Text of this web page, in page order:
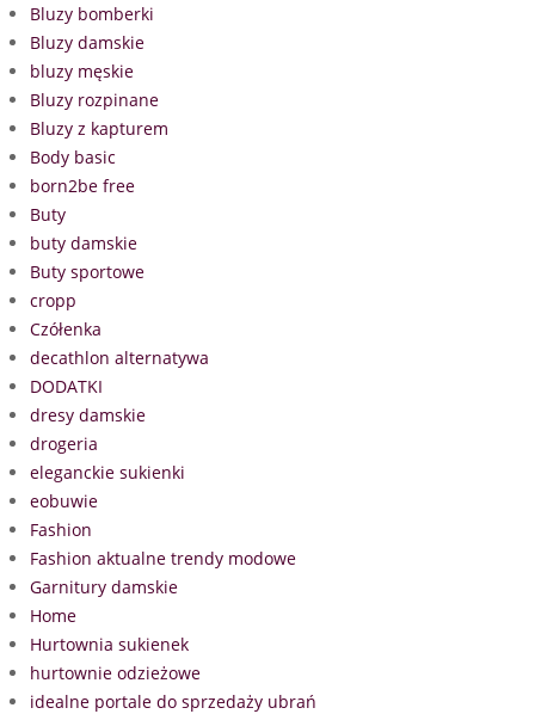
Bluzy bomberki
Bluzy damskie
bluzy męskie
Bluzy rozpinane
Bluzy z kapturem
Body basic
born2be free
Buty
buty damskie
Buty sportowe
cropp
Czółenka
decathlon alternatywa
DODATKI
dresy damskie
drogeria
eleganckie sukienki
eobuwie
Fashion
Fashion aktualne trendy modowe
Garnitury damskie
Home
Hurtownia sukienek
hurtownie odzieżowe
idealne portale do sprzedaży ubrań